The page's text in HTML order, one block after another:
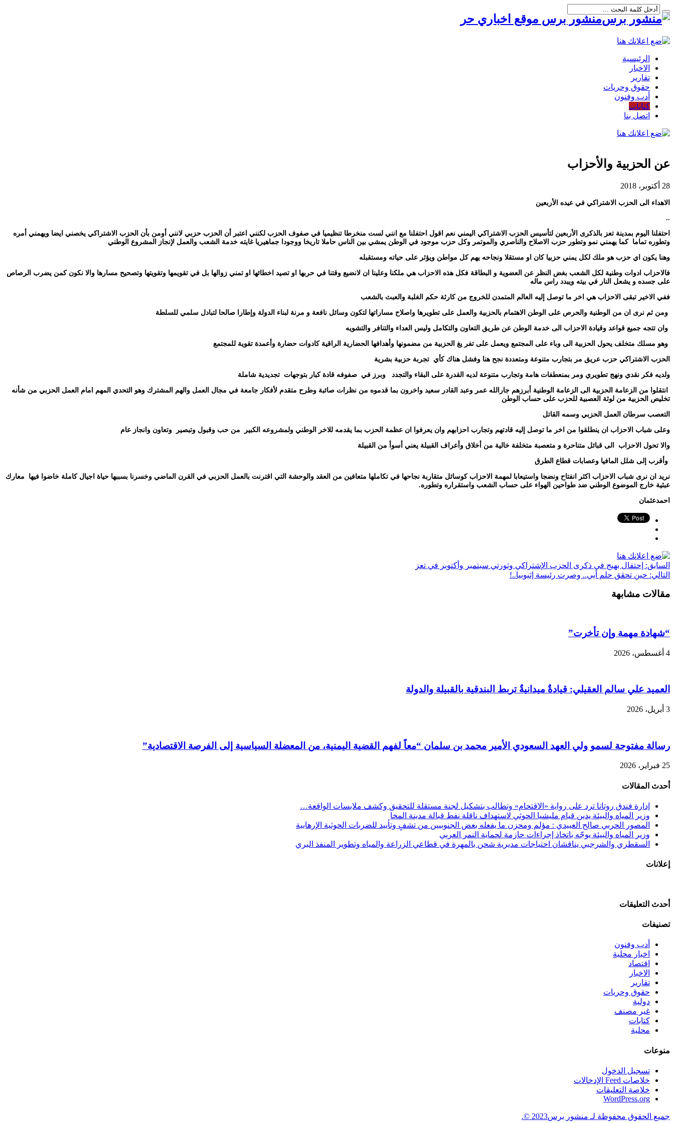
منشور برس موقع اخباري حر
الرئيسية
الاخبار
تقارير
حقوق وحريات
أدب وفنون
كتابات
اتصل بنا
عن الحزبية والأحزاب
28 أكتوبر، 2018
الاهداء الى الحزب الاشتراكي في عيده الأربعين
..
احتفلنا اليوم بمدينة تعز بالذكرى الأربعين لتأسيس الحزب الاشتراكي اليمني نعم اقول احتفلنا مع انني لست منخرطا تنظيميا في صفوف الحزب لكنني اعتبر أن الحزب حزبي لانني أومن بأن الحزب الاشتراكي يخصني ايضا ويهمني أمره
وتطوره تماما كما يهمني نمو وتطور حزب الاصلاح والناصري والموتمر وكل حزب موجود في الوطن يمشي بين الناس حاملا تاريخا ووجودا جماهيريا غايته خدمة الشعب والعمل لإنجاز المشروع الوطني
وهنا يكون اي حزب هو ملك لكل يمني حزبيا كان او مستقلا ونجاحه يهم كل مواطن ويؤثر على حياته ومستقبله
فالاحزاب ادوات وطنية لكل الشعب بغض النظر عن العضوية و البطاقة فكل هذه الاحزاب هي ملكنا وعلينا ان لانضيع وقتنا في حربها او تصيد اخطائها او تمني زوالها بل في تقويمها وتقويتها وتصحيح مسارها والا نكون كمن يضرب الرصاص
على جسده و يشعل النار في بيته ويبدد راس ماله
ففي الاخير تبقى الاحزاب هي اخر ما توصل إليه العالم المتمدن للخروج من كارثة حكم الغلبة والعبث بالشعب
ومن ثم نرى ان من الوطنية والحرص على الوطن الاهتمام بالحزبية والعمل على تطويرها واصلاح مساراتها لتكون وسائل نافعة و مرنة لبناء الدولة وإطارا صالحا لتبادل سلمي للسلطة
وان تتجه جميع قواعد وقيادة الاحزاب الى خدمة الوطن عن طريق التعاون والتكامل وليس العداء والتنافر والتشويه
وهو مسلك متخلف يحول الحزبية الى وباء على المجتمع ويعمل على تفر يغ الحزبية من مضمونها وأهدافها الحضارية الراقية كادوات حضارة وأعمدة تقوية للمجتمع
الحزب الاشتراكي حزب عريق مر بتجارب متنوعة ومتعددة نجح هنا وفشل هناك كأي تجربة حزبية بشرية
ولديه فكر نقدي ونهج تطويري ومر بمنعطفات هامة وتجارب متنوعة لديه القدرة على البقاء والتجدد وبرز في صفوفه قادة كبار بتوجهات تجديدية شاملة
انتقلوا من الزعامة الحزبية الى الزعامة الوطنية أبرزهم جارالله عمر وعبد القادر سعيد واخرون بما قدموه من نظرات صائبة وطرح متقدم لأفكار جامعة في مجال العمل والهم المشترك وهو التحدي المهم امام العمل الحزبي من شأنه
تخليص الحزبية من لوثة العصبية للحزب على حساب الوطن
التعصب سرطان العمل الحزبي وسمه القاتل
وعلى شباب الاحزاب ان ينطلقوا من اخر ما توصل إليه قادتهم وتجارب احزابهم وان يعرفوا ان عظمة الحزب بما يقدمه للاخر الوطني ولمشروعه الكبير من حب وقبول وتبصير وتعاون وانجاز عام
والا تحول الاحزاب الى قبائل متناحرة و متعصبة متخلفة خالية من أخلاق وأعراف القبيلة يعني أسوأ من القبيلة
وأقرب إلى شلل المافيا وعصابات قطاع الطرق
نريد ان نرى شباب الاحزاب اكثر انفتاح ونضجا واستيعابا لمهمة الاحزاب كوسائل متقاربة نجاحها في تكاملها متعافين من العقد والوحشة التي اقترنت بالعمل الحزبي في القرن الماضي وخسرنا بسببها حياة اجيال كاملة خاضوا فيها
معارك
عبثية خارج الموضوع الوطني ضد طواحين الهواء على حساب الشعب واستقراره وتطوره.
احمدعثمان
السابق: إحتفال بهيج في ذكرى الحزب الإشتراكي وثورتي سبتمبر وأكتوبر في تعز
التالي: حين تحقق حلم أبي.. وصرت رئيسة إثيوبيا..!
مقالات مشابهة
“شهادة مهمة وإن تأخرت”
4 أغسطس، 2026
العميد علي سالم العقيلي: قيادةٌ ميدانيةٌ تربط البندقية بالقبيلة والدولة
3 أبريل، 2026
رسالة مفتوحة لسمو ولي العهد السعودي الأمير محمد بن سلمان “معاً لفهم القضية اليمنية، من المعضلة السياسية إلى الفرصة الاقتصادية”
25 فبراير، 2026
أحدث المقالات
إدارة فندق روتانا ترد على رواية «الاقتحام» وتطالب بتشكيل لجنة مستقلة للتحقيق وكشف ملابسات الواقعة…
وزير المياه والبيئة يدين قيام مليشيا الحوثي لاستهداف ناقلة نفط قبالة مدينة المخا
المصور الحربي صالح العبيدي : مؤلم ومحزن ما يفعله بعض الجنوبيين من تشفٍ وتأييد للضربات الحوثية الإرهابية
وزير المياه والبيئة يوجّه باتخاذ إجراءات حازمة لحماية النمر العربي
السقطري والشرجبي يناقشان احتياجات مديرية شحن بالمهرة في قطاعي الزراعة والمياه وتطوير المنفذ البري
إعلانات
أحدث التعليقات
تصنيفات
أدب وفنون
اخبار محلية
اقتصاد
الاخبار
تقارير
حقوق وحريات
دولية
غير مصنف
كتابات
محلية
منوعات
تسجيل الدخول
خلاصات Feed الإدخالات
خلاصة التعليقات
WordPress.org
جميع الحقوق محفوظة لـ منشور برس2023 ©.